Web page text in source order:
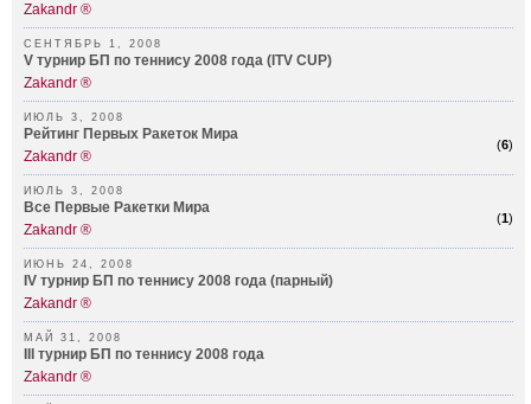
Zakandr ®
СЕНТЯБРЬ 1, 2008
V турнир БП по теннису 2008 года (ITV CUP)
Zakandr ®
ИЮЛЬ 3, 2008
(6)
Рейтинг Первых Ракеток Мира
Zakandr ®
ИЮЛЬ 3, 2008
(1)
Все Первые Ракетки Мира
Zakandr ®
ИЮНЬ 24, 2008
IV турнир БП по теннису 2008 года (парный)
Zakandr ®
МАЙ 31, 2008
III турнир БП по теннису 2008 года
Zakandr ®